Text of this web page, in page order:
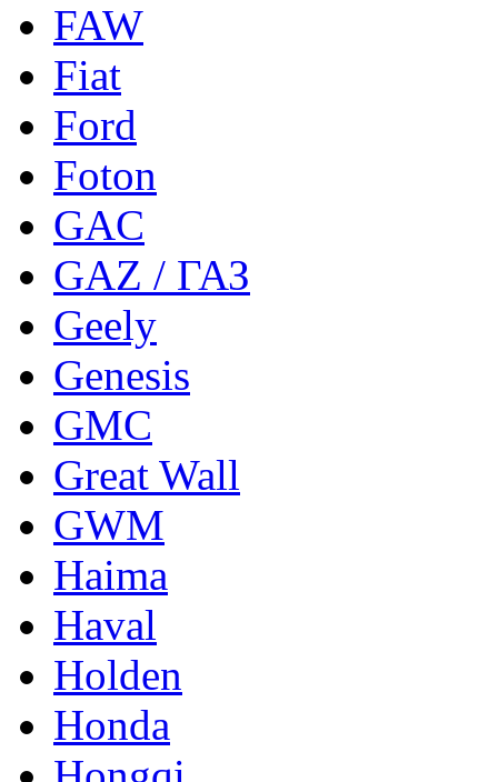
FAW
Fiat
Ford
Foton
GAC
GAZ / ГАЗ
Geely
Genesis
GMC
Great Wall
GWM
Haima
Haval
Holden
Honda